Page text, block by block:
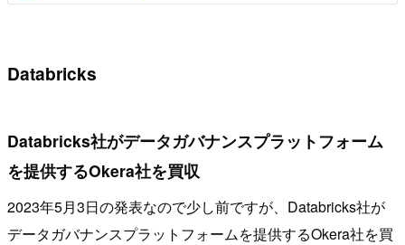
Databricks
Databricks社がデータガバナンスプラットフォーム
を提供するOkera社を買収
2023年5月3日の発表なので少し前ですが、Databricks社が
データガバナンスプラットフォームを提供するOkera社を買